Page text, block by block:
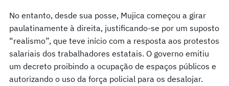
No entanto, desde sua posse, Mujica começou a girar
paulatinamente à direita, justificando-se por um suposto
“realismo”, que teve início com a resposta aos protestos
salariais dos trabalhadores estatais. O governo emitiu
um decreto proibindo a ocupação de espaços públicos e
autorizando o uso da força policial para os desalojar.